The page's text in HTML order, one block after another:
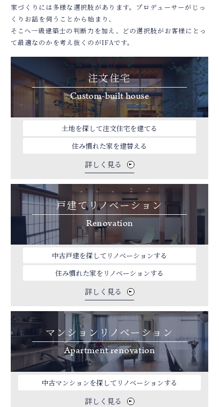
家づくりには多様な選択肢があります。プロデューサーがじっ
くりお話を伺うことから始まり、
そこへ一級建築士の判断力を加え、どの選択肢がお客様にとっ
て最適なのかを考え抜くのがIFAです。
注文住宅
Custom-built house
土地を探して注文住宅を建てる
住み慣れた家を建替える
詳しく見る
戸建てリノベーション
Renovation
中古戸建を探してリノベーションする
住み慣れた家をリノベーションする
詳しく見る
マンションリノベーション
Apartment renovation
中古マンションを探してリノベーションする
詳しく見る